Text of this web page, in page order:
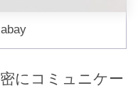
にコミュニケー